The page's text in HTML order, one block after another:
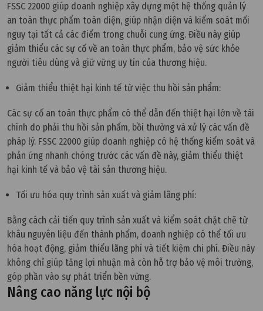
FSSC 22000 giúp doanh nghiệp xây dựng một hệ thống quản lý
an toàn thực phẩm toàn diện, giúp nhận diện và kiểm soát mối
nguy tại tất cả các điểm trong chuỗi cung ứng. Điều này giúp
giảm thiểu các sự cố về an toàn thực phẩm, bảo vệ sức khỏe
người tiêu dùng và giữ vững uy tín của thương hiệu.
Giảm thiểu thiệt hại kinh tế từ việc thu hồi sản phẩm:
Các sự cố an toàn thực phẩm có thể dẫn đến thiệt hại lớn về tài
chính do phải thu hồi sản phẩm, bồi thường và xử lý các vấn đề
pháp lý. FSSC 22000 giúp doanh nghiệp có hệ thống kiểm soát và
phản ứng nhanh chóng trước các vấn đề này, giảm thiểu thiệt
hại kinh tế và bảo vệ tài sản thương hiệu.
Tối ưu hóa quy trình sản xuất và giảm lãng phí:
Bằng cách cải tiến quy trình sản xuất và kiểm soát chặt chẽ từ
khâu nguyên liệu đến thành phẩm, doanh nghiệp có thể tối ưu
hóa hoạt động, giảm thiểu lãng phí và tiết kiệm chi phí. Điều này
không chỉ giúp tăng lợi nhuận mà còn hỗ trợ bảo vệ môi trường,
góp phần vào sự phát triển bền vững.
Nâng cao năng lực nội bộ